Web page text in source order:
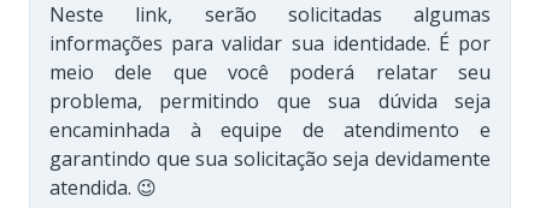
Neste link, serão solicitadas algumas
informações para validar sua identidade. É por
meio dele que você poderá relatar seu
problema, permitindo que sua dúvida seja
encaminhada à equipe de atendimento e
garantindo que sua solicitação seja devidamente
atendida. 😉